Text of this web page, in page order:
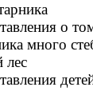
о
много
лес